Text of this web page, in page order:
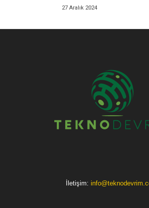
27 Aralık 2024
İletişim: